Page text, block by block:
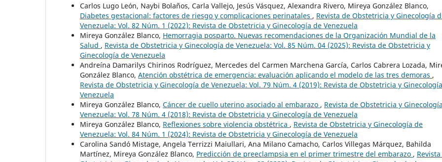
Carlos Lugo León, Naybi Bolaños, Carla Vallejo, Jesús Vásquez, Alexandra Rivero, Mireya González Blanco,
Diabetes gestacional: factores de riesgo y complicaciones perinatales , Revista de Obstetricia y Ginecología
Venezuela: Vol. 82 Núm. 1 (2022): Revista de Obstetricia y Ginecología de Venezuela
Mireya González Blanco, Hemorragia posparto. Nuevas recomendaciones de la Organización Mundial de la
Salud , Revista de Obstetricia y Ginecología de Venezuela: Vol. 85 Núm. 04 (2025): Revista de Obstetricia y
Ginecología de Venezuela
Andreína Damarilys Chirinos Rodríguez, Mercedes del Carmen Marchena García, Carlos Cabrera Lozada,
González Blanco, Atención obstétrica de emergencia: evaluación aplicando el modelo de las tres demoras ,
Revista de Obstetricia y Ginecología de Venezuela: Vol. 79 Núm. 4 (2019): Revista de Obstetricia y
Venezuela
Mireya González Blanco, Cáncer de cuello uterino asociado al embarazo , Revista de Obstetricia y
Venezuela: Vol. 78 Núm. 4 (2018): Revista de Obstetricia y Ginecología de Venezuela
Mireya González Blanco, Reflexiones sobre violencia obstétrica , Revista de Obstetricia y Ginecología de
Venezuela: Vol. 84 Núm. 1 (2024): Revista de Obstetricia y Ginecología de Venezuela
Carolina Sandó Mistage, Angela Terrizzi Maiullari, Ana Milano Camacho, Carlos Villegas Márquez, Bahilda
Martínez, Mireya González Blanco, Predicción de preeclampsia en el primer trimestre del embarazo ,